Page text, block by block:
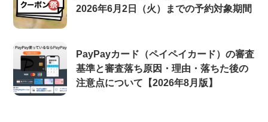
2026年6月2日（火）までの予約対象期間
PayPayカード（ペイペイカード）の審査
基準と審査落ち原因・理由・落ちた後の
注意点について【2026年8月版】